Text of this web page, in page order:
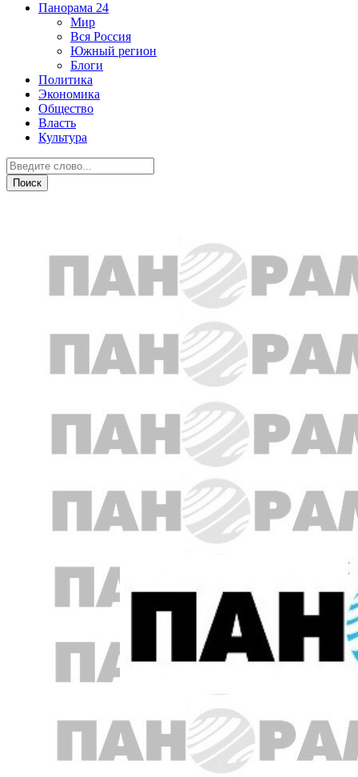
Панорама 24
Мир
Вся Россия
Южный регион
Блоги
Политика
Экономика
Общество
Власть
Культура